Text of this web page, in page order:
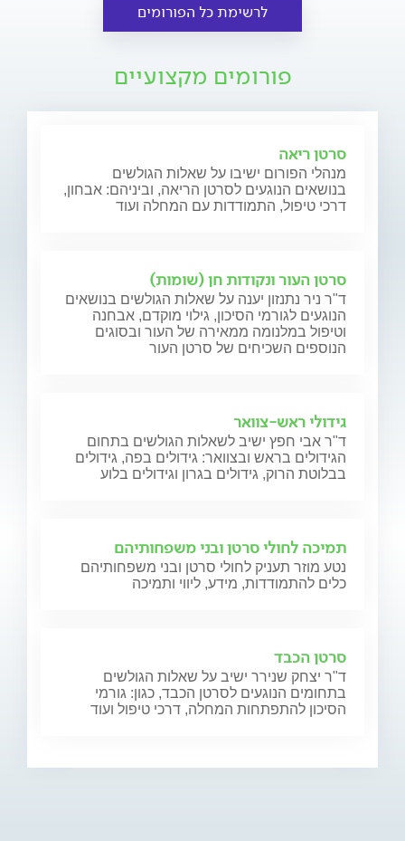
לרשימת כל הפורומים
פורומים מקצועיים
סרטן ריאה
מנהלי הפורום ישיבו על שאלות הגולשים
בנושאים הנוגעים לסרטן הריאה, וביניהם: אבחון,
דרכי טיפול, התמודדות עם המחלה ועוד
סרטן העור ונקודות חן (שומות)
ד"ר ניר נתנזון יענה על שאלות הגולשים בנושאים
הנוגעים לגורמי הסיכון, גילוי מוקדם, אבחנה
וטיפול במלנומה ממאירה של העור ובסוגים
הנוספים השכיחים של סרטן העור
גידולי ראש-צוואר
ד"ר אבי חפץ ישיב לשאלות הגולשים בתחום
הגידולים בראש ובצוואר: גידולים בפה, גידולים
בבלוטת הרוק, גידולים בגרון וגידולים בלוע
תמיכה לחולי סרטן ובני משפחותיהם
נטע מוזר תעניק לחולי סרטן ובני משפחותיהם
כלים להתמודדות, מידע, ליווי ותמיכה
סרטן הכבד
ד"ר יצחק שנירר ישיב על שאלות הגולשים
בתחומים הנוגעים לסרטן הכבד, כגון: גורמי
הסיכון להתפתחות המחלה, דרכי טיפול ועוד